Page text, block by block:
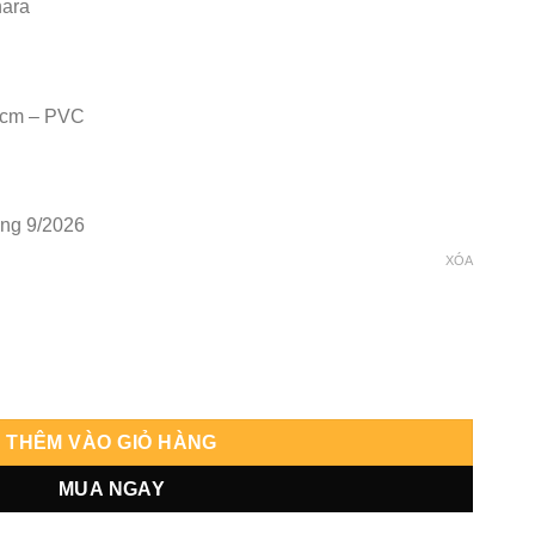
– PVC
9/2026
XÓA
- Hanabee số lượng
THÊM VÀO GIỎ HÀNG
MUA NGAY